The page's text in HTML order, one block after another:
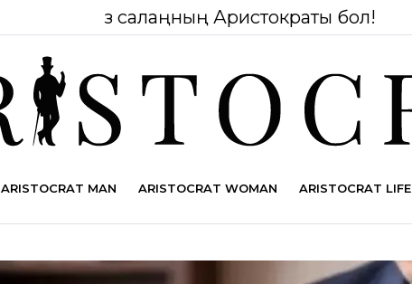
Өз салаңның Аристократы бол!
ARISTOCRAT MAN ARISTOCRAT WOMAN ARISTOCRAT LIFE